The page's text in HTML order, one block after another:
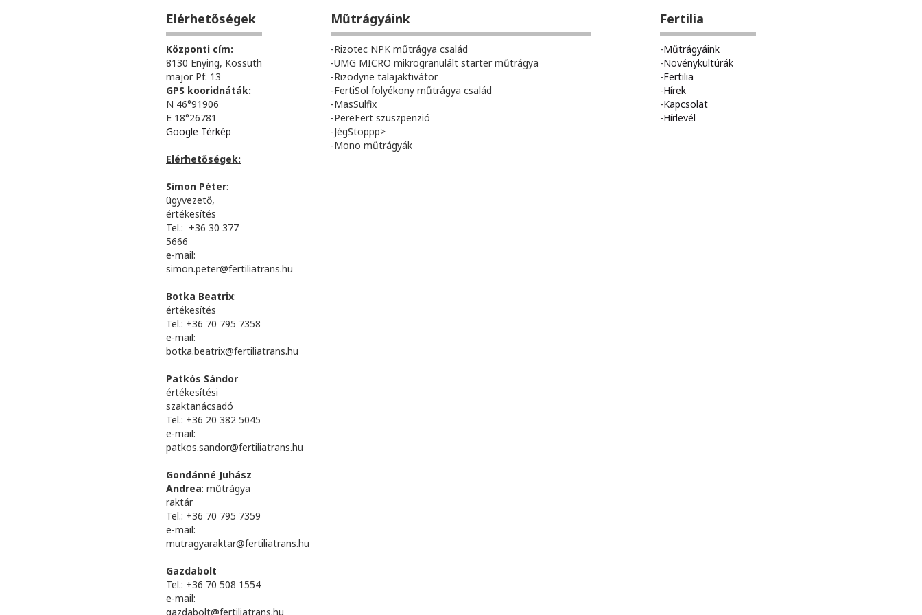
Elérhetőségek
Központi cím:
8130 Enying, Kossuth
major Pf: 13
GPS kooridnáták:
N 46°91906
E 18°26781
Google Térkép
Elérhetőségek:
Simon Péter:
ügyvezető,
értékesítés
Tel.: +36 30 377
5666
e-mail:
simon.peter@fertiliatrans.hu
Botka Beatrix:
értékesítés
Tel.: +36 70 795 7358
e-mail:
botka.beatrix@fertiliatrans.hu
Patkós Sándor
értékesítési
szaktanácsadó
Tel.: +36 20 382 5045
e-mail:
patkos.sandor@fertiliatrans.hu
Gondánné Juhász
Andrea: műtrágya
raktár
Tel.: +36 70 795 7359
e-mail:
mutragyaraktar@fertiliatrans.hu
Gazdabolt
Tel.: +36 70 508 1554
e-mail:
gazdabolt@fertiliatrans.hu
Műtrágyáink
Rizotec NPK műtrágya család
UMG MICRO mikrogranulált starter műtrágya
Rizodyne talajaktivátor
FertiSol folyékony műtrágya család
MasSulfix
PereFert szuszpenzió
JégStoppp>
Mono műtrágyák
Fertilia
Műtrágyáink
Növénykultúrák
Fertilia
Hírek
Kapcsolat
Hírlevél